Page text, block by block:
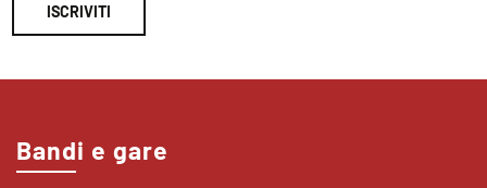
ISCRIVITI
Bandi e gare